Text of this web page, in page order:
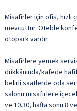
Misafirler için ofis, hızlı
mevcuttur. Otelde
otopark vardır.
Misafirlere yemek
dükkânında/kafede
belirli saatlerde oda
salonu misafirlere
ve 10.30, hafta sonu 8